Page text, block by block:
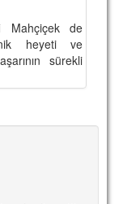
Mahçiçek de
heyeti ve
sürekli